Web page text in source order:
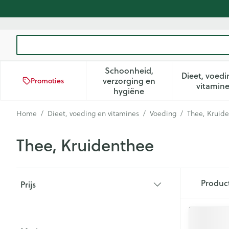
Promoties
Schoonheid,
verzorging en
hygiëneToon submenu voor
Dieet,
Home / Dieet, voeding en vitamines / Voeding / Thee,
Thee, Kruidenthee
Prijs